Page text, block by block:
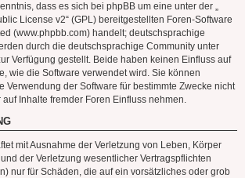
dass es sich bei phpBB um eine unter der „
License v2“ (GPL) bereitgestellten Foren-Software
(www.phpbb.com) handelt; deutschsprachige
durch die deutschsprachige Community unter
Verfügung gestellt. Beide haben keinen Einfluss auf
wie die Software verwendet wird. Sie können
Verwendung der Software für bestimmte Zwecke nicht
Inhalte fremder Foren Einfluss nehmen.
mit Ausnahme der Verletzung von Leben, Körper
der Verletzung wesentlicher Vertragspflichten
nur für Schäden, die auf ein vorsätzliches oder grob